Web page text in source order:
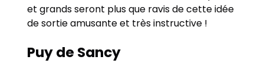
et grands seront plus que ravis de cette idée
de sortie amusante et très instructive !
Puy de Sancy